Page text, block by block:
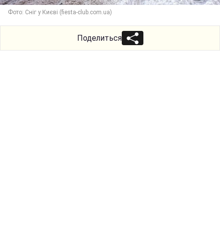
Фото: Сніг у Києві (fiesta-club.com.ua)
Поделиться